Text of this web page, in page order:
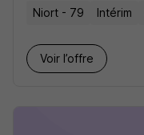
Niort - 79 Intérim
Voir l’offre